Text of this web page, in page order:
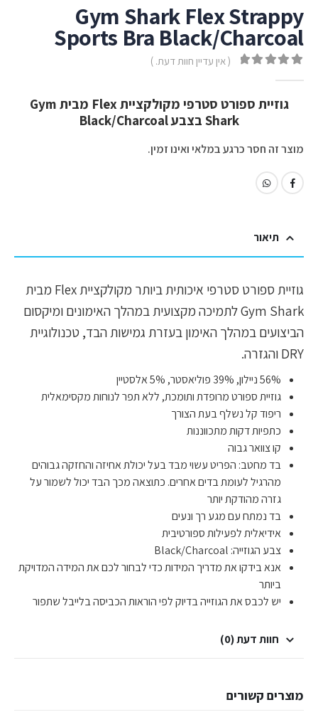
Gym Shark Flex Strappy
Sports Bra Black/Charcoal
( אין עדיין חוות דעת. )
גוזיית ספורט סטרפי מקולקציית Flex מבית Gym
Shark בצבע Black/Charcoal
מוצר זה חסר כרגע במלאי ואינו זמין.
תיאור
גוזיית ספורט סטרפי איכותית ביותר מקולקציית Flex מבית
Gym Shark לתמיכה מקצועית במהלך האימונים ומיקסום
הביצועים במהלך האימון בעזרת גמישות הבד, טכנולוגיית
DRY והגזרה.
56% ניילון, 39% פוליאסטר, 5% אלסטיין
גוזיית ספורט מרופדת ותומכת, ללא תפר לנוחות מקסימאלית
ריפוד קל נשלף בעת הצורך
כתפיות דקות מתכווננות
קו צוואר גבוה
בד מחטב: הפריט עשוי מבד בעל יכולת אחיזה והחזקה גבוהים
מהרגיל לעומת בדים אחרים. כתוצאה מכך הבד יכול לשמור על
גזרה מהודקת יותר
בד נמתח עם מגע רך ונעים
אידיאלית לפעילות ספורטיבית
צבע הגוזייה: Black/Charcoal
אנא בידקו את מדריך המידות כדי לבחור לכם את המידה המדויקת
ביותר
יש לכבס את הגוזייה בדיוק לפי הוראות הכביסה בלייבל שתפור
חוות דעת (0)
מוצרים קשורים